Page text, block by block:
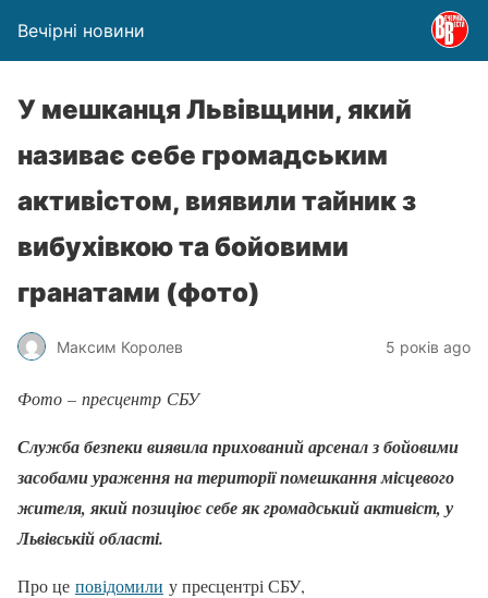
Вечірні новини
У мешканця Львівщини, який
називає себе громадським
активістом, виявили тайник з
вибухівкою та бойовими
гранатами (фото)
Максим Королев 5 років ago
Фото – пресцентр СБУ
Служба безпеки виявила прихований арсенал з бойовими
засобами ураження на території помешкання місцевого
жителя, який позиціює себе як громадський активіст, у
Львівській області.
Про це повідомили у пресцентрі СБУ,